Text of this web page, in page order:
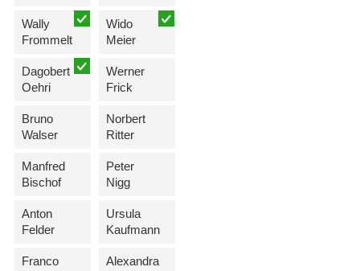
Wally
Frommelt
Dagobert
Oehri
Bruno
Walser
Manfred
Bischof
Anton
Felder
Franco
Wido
Meier
Werner
Frick
Norbert
Ritter
Peter
Nigg
Ursula
Kaufmann
Alexandra